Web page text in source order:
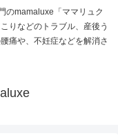
のmamaluxe「ママリュク
りなどのトラブル、産後う
痛や、不妊症などを解消さ